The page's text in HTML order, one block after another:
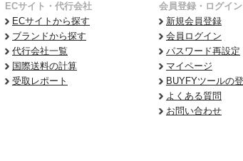
ECサイト・代行会社
ECサイトから探す
ブランドから探す
代行会社一覧
国際送料の計算
受取レポート
会員登録・ログイン
新規会員登録
会員ログイン
パスワード再設定
マイページ
BUYFYツールの
よくある質問
お問い合わせ